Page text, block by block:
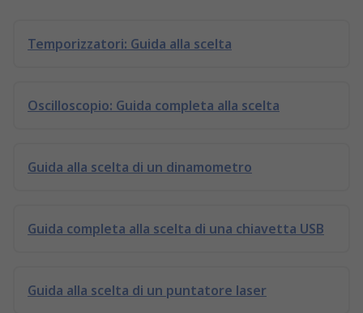
Temporizzatori: Guida alla scelta
Oscilloscopio: Guida completa alla scelta
Guida alla scelta di un dinamometro
Guida completa alla scelta di una chiavetta USB
Guida alla scelta di un puntatore laser